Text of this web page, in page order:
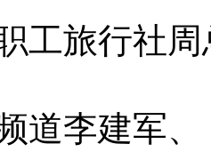
工旅行社周
李建军、